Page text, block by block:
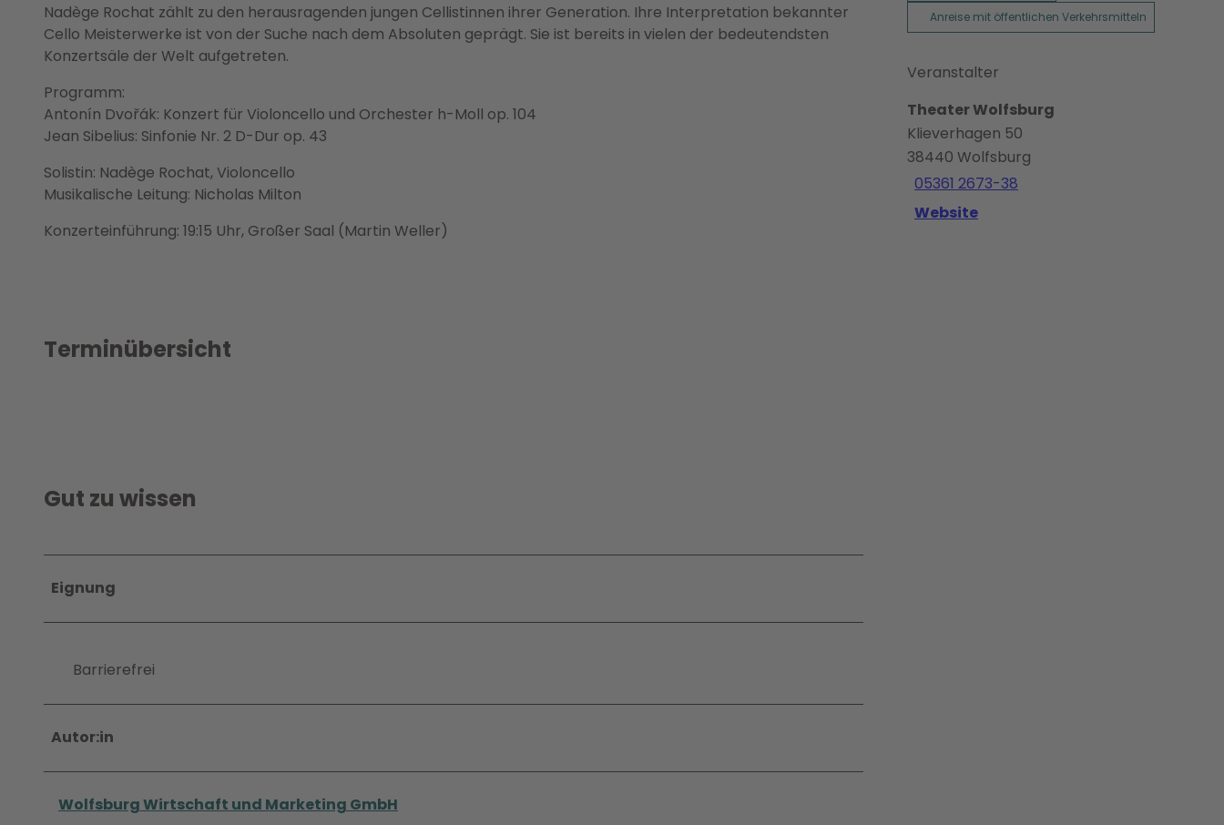
Nadège Rochat zählt zu den herausragenden jungen Cellistinnen ihrer Generation. Ihre Interpretation bekannter
Cello Meisterwerke ist von der Suche nach dem Absoluten geprägt. Sie ist bereits in vielen der bedeutendsten
Konzertsäle der Welt aufgetreten.
Programm:
Antonín Dvořák: Konzert für Violoncello und Orchester h-Moll op. 104
Jean Sibelius: Sinfonie Nr. 2 D-Dur op. 43
Solistin: Nadège Rochat, Violoncello
Musikalische Leitung: Nicholas Milton
Konzerteinführung: 19:15 Uhr, Großer Saal (Martin Weller)
Terminübersicht
Gut zu wissen
Eignung
Barrierefrei
Autor:in
Wolfsburg Wirtschaft und Marketing GmbH
Anreise mit öffentlichen Verkehrsmitteln
Veranstalter
Theater Wolfsburg
Klieverhagen 50
38440 Wolfsburg
05361 2673-38
Website